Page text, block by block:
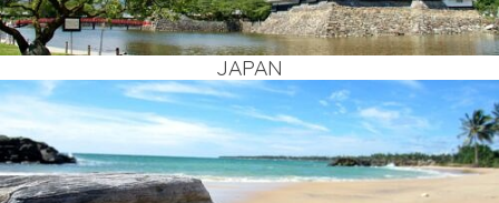
JAPAN